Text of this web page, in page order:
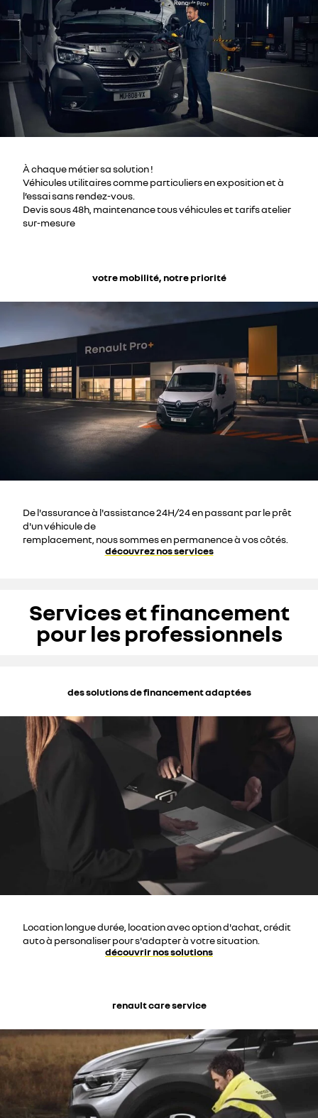
À chaque métier sa solution !
Véhicules utilitaires comme particuliers en exposition et à
l’essai sans rendez-vous.
Devis sous 48h, maintenance tous véhicules et tarifs atelier
sur-mesure
votre mobilité, notre priorité
De l'assurance à l'assistance 24H/24 en passant par le prêt
d'un véhicule de
remplacement, nous sommes en permanence à vos côtés.
découvrez nos services
Services et financement
pour les professionnels
des solutions de financement adaptées
Location longue durée, location avec option d'achat, crédit
auto à personaliser pour s'adapter à votre situation.
découvrir nos solutions
renault care service